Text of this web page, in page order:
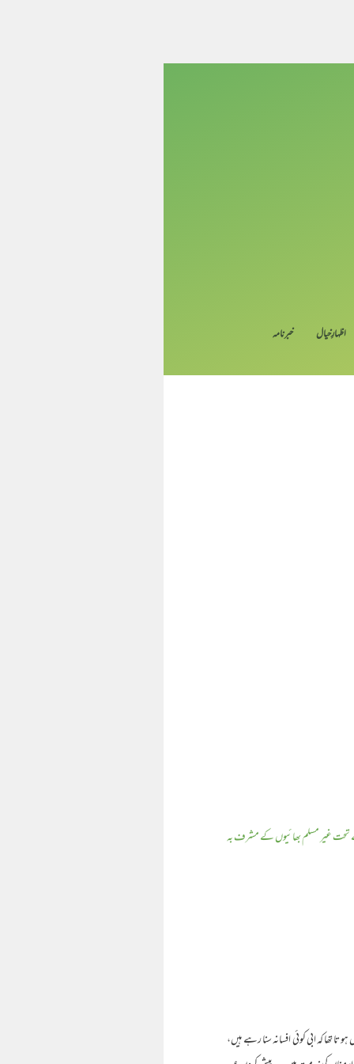
اظہارِ خیال خبرنامہ
تحت غیر مسلم بھائیوں کے مشرف بہ
کہ ابی کوئی افسانہ سنا رہے ہیں،